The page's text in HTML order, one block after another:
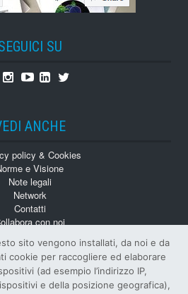
SU
Facebook
Instagram
YoutubeLinkedin
Twitter
ANCHE
policy & Cookies
e Visione
Note legali
Network
Contatti
con noi
Arretrati
sito vengono installati, da noi e da
cookie per raccogliere ed elaborare
(ad esempio l’indirizzo IP,
e della posizione geografica),